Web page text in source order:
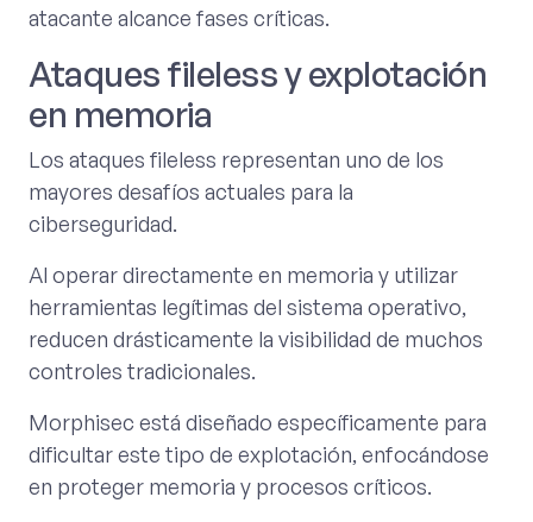
atacante alcance fases críticas.
Ataques fileless y explotación
en memoria
Los ataques fileless representan uno de los
mayores desafíos actuales para la
ciberseguridad.
Al operar directamente en memoria y utilizar
herramientas legítimas del sistema operativo,
reducen drásticamente la visibilidad de muchos
controles tradicionales.
Morphisec está diseñado específicamente para
dificultar este tipo de explotación, enfocándose
en proteger memoria y procesos críticos.